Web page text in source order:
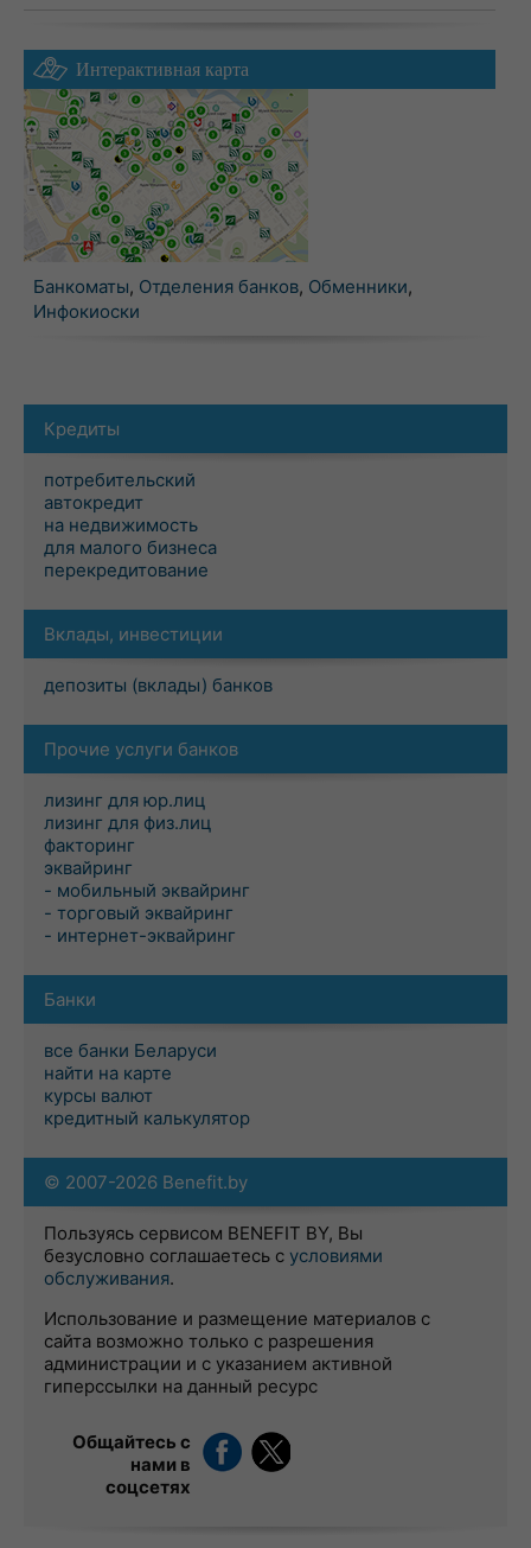
Интерактивная карта
Банкоматы, Отделения банков, Обменники,
Инфокиоски
Кредиты
потребительский
автокредит
на недвижимость
для малого бизнеса
перекредитование
Вклады, инвестиции
депозиты (вклады) банков
Прочие услуги банков
лизинг для юр.лиц
лизинг для физ.лиц
факторинг
эквайринг
- мобильный эквайринг
- торговый эквайринг
- интернет-эквайринг
Банки
все банки Беларуси
найти на карте
курсы валют
кредитный калькулятор
© 2007-2026 Benefit.by
Пользуясь сервисом BENEFIT BY, Вы
безусловно соглашаетесь с условиями
обслуживания.
Использование и размещение материалов с
сайта возможно только с разрешения
администрации и с указанием активной
гиперссылки на данный ресурс
Общайтесь с
нами в
соцсетях